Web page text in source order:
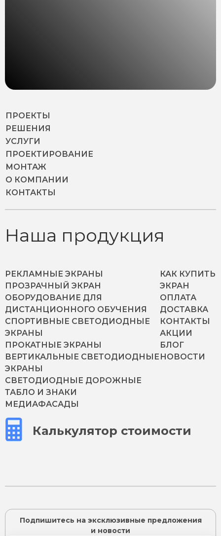
ПРОЕКТЫ
РЕШЕНИЯ
УСЛУГИ
ПРОЕКТИРОВАНИЕ
МОНТАЖ
О КОМПАНИИ
КОНТАКТЫ
Наша продукция
РЕКЛАМНЫЕ ЭКРАНЫ
ПРОЗРАЧНЫЙ ЭКРАН
ОБОРУДОВАНИЕ ДЛЯ
ДИСТАНЦИОННОГО ОБУЧЕНИЯ
СПОРТИВНЫЕ СВЕТОДИОДНЫЕ
ЭКРАНЫ
ПРОКАТНЫЕ ЭКРАНЫ
ВЕРТИКАЛЬНЫЕ СВЕТОДИОДНЫЕ
ЭКРАНЫ
СВЕТОДИОДНЫЕ ДОРОЖНЫЕ
ТАБЛО И ЗНАКИ
МЕДИАФАСАДЫ
КАК КУПИТЬ
ЭКРАН
ОПЛАТА
ДОСТАВКА
КОНТАКТЫ
АКЦИИ
БЛОГ
НОВОСТИ
Калькулятор стоимости
Подпишитесь на эксклюзивные предложения
и новости